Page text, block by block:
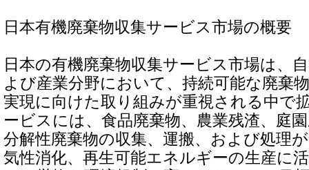
日本有機廃棄物収集サービス市場の概要
日本の有機廃棄物収集サービス市場は、
よび産業分野において、持続可能な廃棄
実現に向けた取り組みが重視される中で
ービスには、食品廃棄物、農業残渣、庭
分解性廃棄物の収集、運搬、および処理
気性消化、再生可能エネルギーの生産に